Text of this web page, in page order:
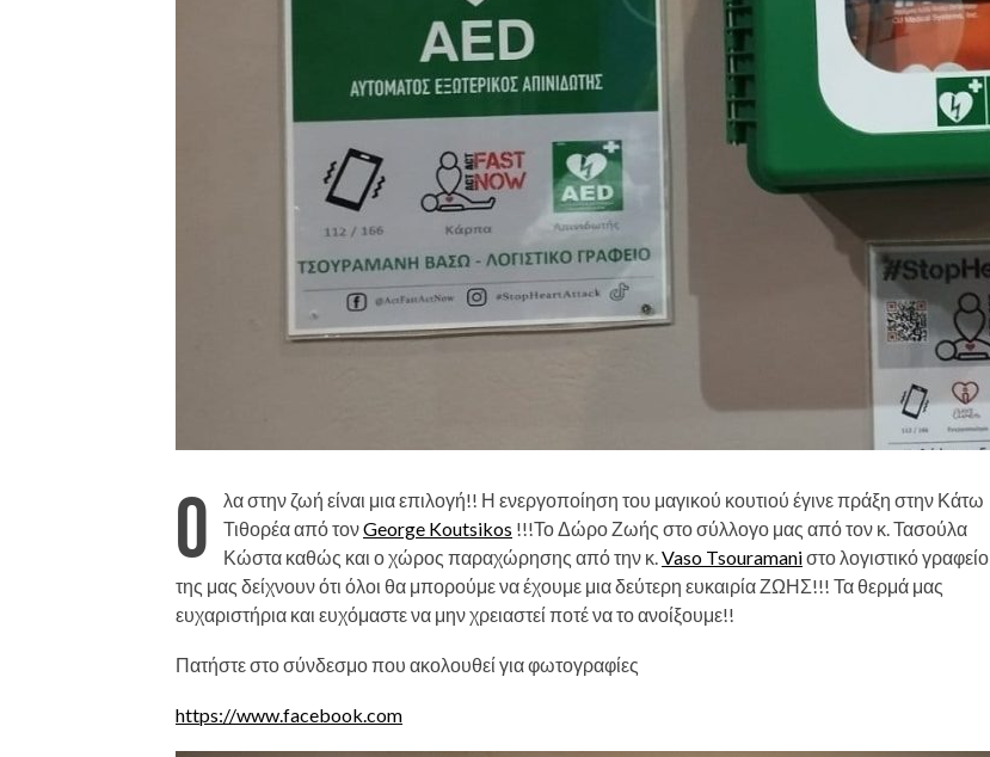
Ό
λα στην ζωή είναι μια επιλογή!! Η ενεργοποίηση του μαγικού κουτιού έγινε πράξη στην Κάτω
Τιθορέα από τονGeorge Koutsikos !!!Το Δώρο Ζωής στο σύλλογο μας από τον κ. Τασούλα
Κώστα καθώς και ο χώρος παραχώρησης από την κ.Vaso Tsouramaniστο λογιστικό γραφείο
της μας δείχνουν ότι όλοι θα μπορούμε να έχουμε μια δεύτερη ευκαιρία ΖΩΗΣ!!! Τα θερμά μας
ευχαριστήρια και ευχόμαστε να μην χρειαστεί ποτέ να το ανοίξουμε!!
Πατήστε στο σύνδεσμο που ακολουθεί για φωτογραφίες
https://www.facebook.com